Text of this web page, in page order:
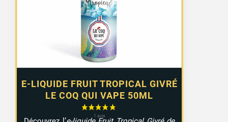
E-LIQUIDE FRUIT TROPICAL GIVRÉ
LE COQ QUI VAPE 50ML